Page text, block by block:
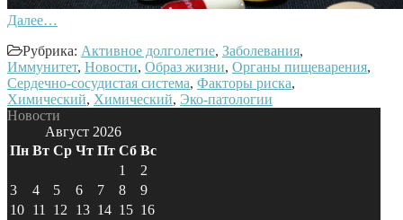
Далее…
Рубрика: Активное долголетие, Заболевания,
Иммунитет, Новости, Образ жизни, Органы пищеварения,
Сердечно-сосудистая система, Факторы риска,
Химический, Химический, Эко-патологии
Новости
Август 2026
Пн Вт Ср Чт Пт Сб Вс
1
2
3
4 5 6 7 8
9
10 11 12 13 14 15 16